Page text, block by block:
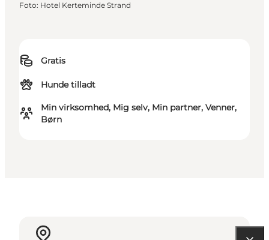
Gratis
Hunde tilladt
Min virksomhed, Mig selv, Min partner, Venner,
Børn
Foto: Hotel Kerteminde Strand